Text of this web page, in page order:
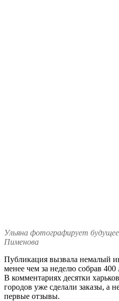
Ульяна фотографирует
Пименова
Публикация вызвала немалый
менее чем за неделю собрав 400
В комментариях десятки
городов уже сделали заказы, а
первые отзывы.